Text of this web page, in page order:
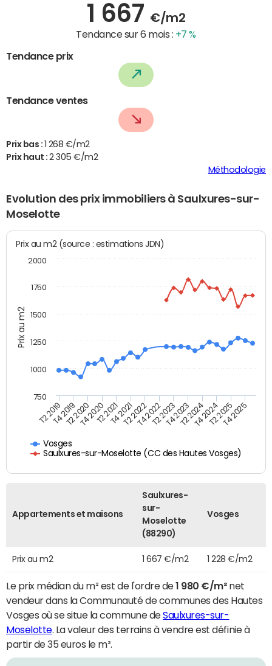
1 667 €/m2
Tendance sur 6 mois : +7 %
Tendance prix
Tendance ventes
Prix bas :
1 268 €/m2
Prix haut :2 305 €/m2
Méthodologie
Evolution des prix immobiliers à Saulxures-sur-
Moselotte
Prix au m2
Prix au m2 (source : estimations JDN)
Vosges
Saulxures-sur-Moselotte (CC des Hautes Vosges)
T2 2019T4 2019T2 2020T4 2020T2 2021T4 2021T2 2022T4 2022T2 2023T4 2023T2 2024T4 2024T2 2025T4 2025
750
1000
1250
1500
1750
2000
Appartements et maisons
Saulxures-
sur-
Moselotte
(88290)
Vosges
Prix au m2 1 667 €/m2 1 228 €/m2
Le prix médian du m² est de l'ordre de1 980 €/m²net
vendeur dans la Communauté de communes des Hautes
Vosges où se situe la commune deSaulxures-sur-
Moselotte. La valeur des terrains à vendre est définie à
partir de 35 euros le m².